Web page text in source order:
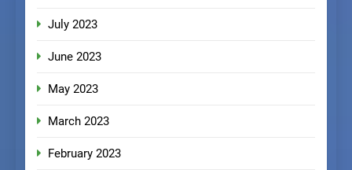
July 2023
June 2023
May 2023
March 2023
February 2023